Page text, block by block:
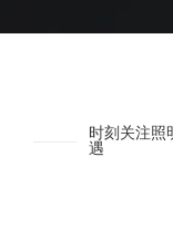
时刻关注照
遇